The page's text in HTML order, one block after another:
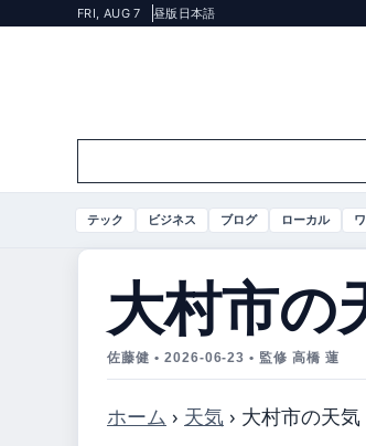
FRI, AUG 7 昼版 日本語
テック ビジネス ブログ ローカル
大村市の
佐藤健 • 2026-06-23 • 監修 高橋 蓮
ホーム › 天気 › 大村市の天気